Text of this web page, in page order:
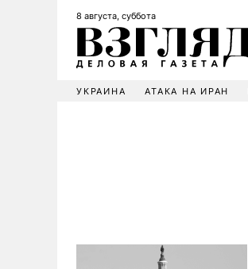
8 августа, суббота
УКРАИНА АТАКА НА ИРАН